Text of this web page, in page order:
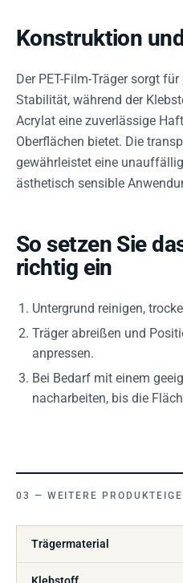
Konstruktion
Der PET-Film-Träger sorgt
Stabilität, während der
Acrylat eine zuverlässige
Oberflächen bietet. Die
gewährleistet eine
ästhetisch sensible
So setzen Sie
richtig ein
Untergrund reinigen,
Träger abreißen und
anpressen.
Bei Bedarf mit einem
nacharbeiten, bis die
WEITERE
Trägermaterial